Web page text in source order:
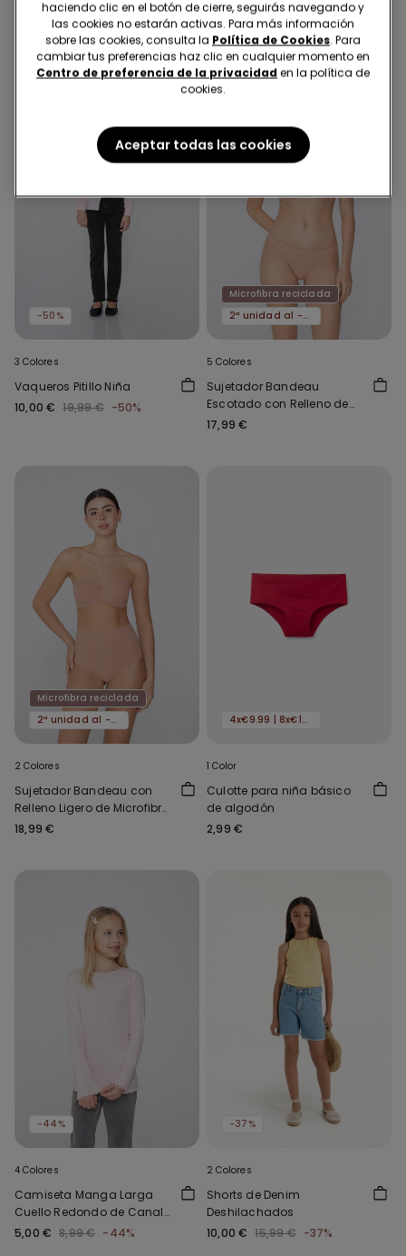
Liso Unisex
4,99 €
10,00 € 19,99 € -50%
-50%
3 Colores
Vaqueros Pitillo Niña
10,00 € 19,99 € -50%
Microfibra reciclada
2ª unidad al -50%
5 Colores
Sujetador Bandeau
Escotado con Relleno de
Microfibra Reciclada
17,99 €
Microfibra reciclada
2ª unidad al -50%
2 Colores
Sujetador Bandeau con
Relleno Ligero de Microfibra
Reciclada Full Coverage
18,99 €
4x€9.99 | 8x€16.99
1 Color
Culotte para niña básico
de algodón
2,99 €
-44%
4 Colores
Camiseta Manga Larga
Cuello Redondo de Canalé
y Punto Sobrehilado Niña
5,00 € 8,99 € -44%
-37%
2 Colores
Shorts de Denim
Deshilachados
10,00 € 15,99 € -37%
haciendo clic en el botón de cierre, seguirás navegando y
las cookies no estarán activas. Para más información
sobre las cookies, consulta la Política de Cookies. Para
cambiar tus preferencias haz clic en cualquier momento en
Centro de preferencia de la privacidad en la política de
cookies.
Aceptar todas las cookies